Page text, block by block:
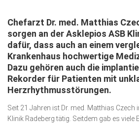
Wirtschaft, Recht, Finanzen
Zahn, Mund, Kiefer
Forum Gesundheit
Allgemein
Sehen
Innovationen
Chefarzt Dr. med. Matthias
sorgen an der Asklepios ASB
dafür, dass auch an einem
Krankenhaus hochwertige
Dazu gehören auch die
Rekorder für Patienten mit
Herzrhythmusstörungen.
Seit 21 Jahren ist Dr. med. Matthias Czech
Klinik Radeberg tätig. Seitdem gab es viele